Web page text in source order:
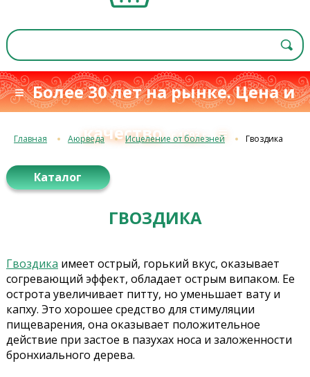
≡ Более 30 лет на рынке. Цена и
качество с 1993 г.≡
Главная Аюрведа Исцеление от болезней Гвоздика
Каталог
ГВОЗДИКА
Гвоздика имеет острый, горький вкус, оказывает
согревающий эффект, обладает острым випаком. Ее
острота увеличивает питту, но уменьшает вату и
капху. Это хорошее средство для стимуляции
пищеварения, она оказывает положительное
действие при застое в пазухах носа и заложенности
бронхиального дерева.